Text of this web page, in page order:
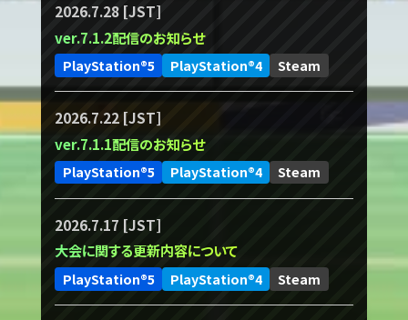
2026.7.28 [JST]
ver.7.1.2配信のお知らせ
PlayStation®5 PlayStation®4 Steam
2026.7.22 [JST]
ver.7.1.1配信のお知らせ
PlayStation®5 PlayStation®4 Steam
2026.7.17 [JST]
大会に関する更新内容について
PlayStation®5 PlayStation®4 Steam